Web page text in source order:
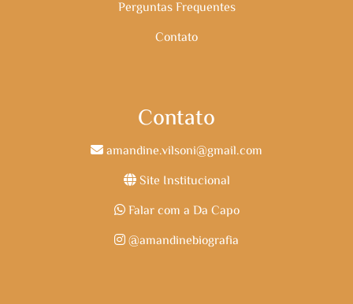
Perguntas Frequentes
Contato
Contato
amandine.vilsoni@gmail.com
Site Institucional
Falar com a Da Capo
@amandinebiografia